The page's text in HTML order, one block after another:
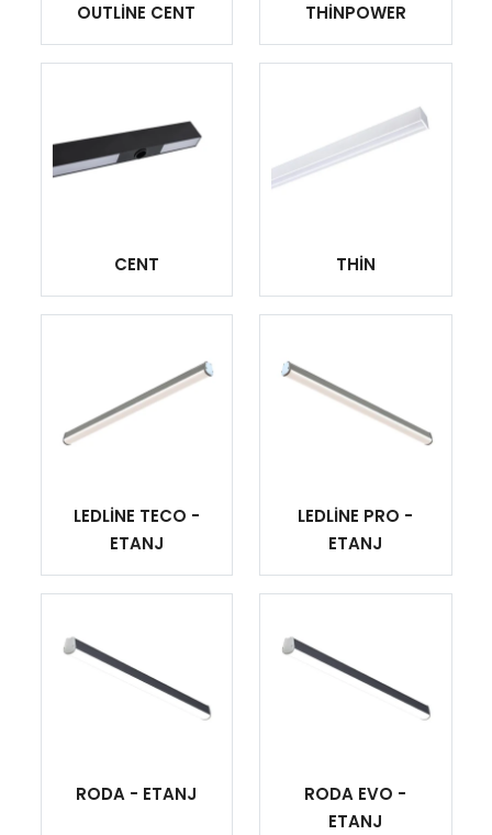
OUTLİNE CENT THİNPOWER
CENT THİN
LEDLİNE TECO -
ETANJ
LEDLİNE PRO -
ETANJ
RODA - ETANJ
RODA EVO -
ETANJ